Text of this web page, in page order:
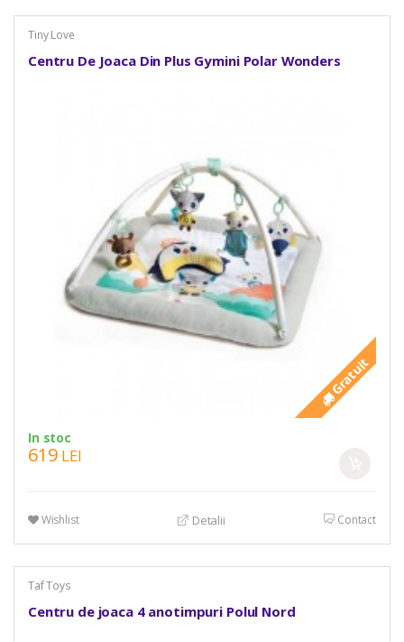
Tiny Love
Centru De Joaca Din Plus Gymini Polar Wonders
Gratuit
In stoc
619 LEI
Wishlist Detalii Contact
Taf Toys
Centru de joaca 4 anotimpuri Polul Nord